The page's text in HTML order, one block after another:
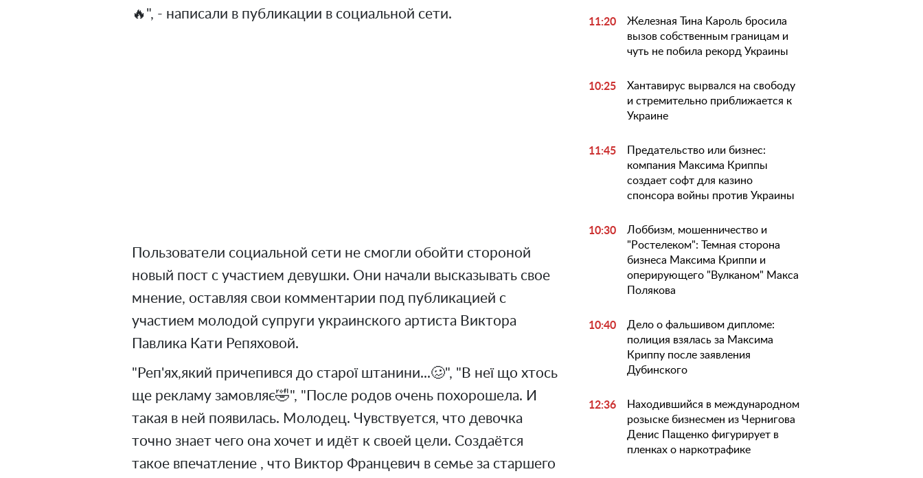
🔥", - написали в публикации в социальной сети.
Пользователи социальной сети не смогли обойти стороной
новый пост с участием девушки. Они начали высказывать свое
мнение, оставляя свои комментарии под публикацией с
участием молодой супруги украинского артиста Виктора
Павлика Кати Репяховой.
"Реп'ях,який причепився до старої штанини...🥴", "В неї що хтось
ще рекламу замовляє🤣", "После родов очень похорошела. И
такая в ней появилась. Молодец. Чувствуется, что девочка
точно знает чего она хочет и идёт к своей цели. Создаётся
такое впечатление , что Виктор Францевич в семье за старшего
11:20
Железная Тина Кароль бросила
вызов собственным границам и
чуть не побила рекорд Украины
10:25
Хантавирус вырвался на свободу
и стремительно приближается к
Украине
11:45
Предательство или бизнес:
компания Максима Криппы
создает софт для казино
спонсора войны против Украины
10:30
Лоббизм, мошенничество и
"Ростелеком": Темная сторона
бизнеса Максима Криппи и
оперирующего "Вулканом" Макса
Полякова
10:40
Дело о фальшивом дипломе:
полиция взялась за Максима
Криппу после заявления
Дубинского
12:36
Находившийся в международном
розыске бизнесмен из Чернигова
Денис Пащенко фигурирует в
пленках о наркотрафике